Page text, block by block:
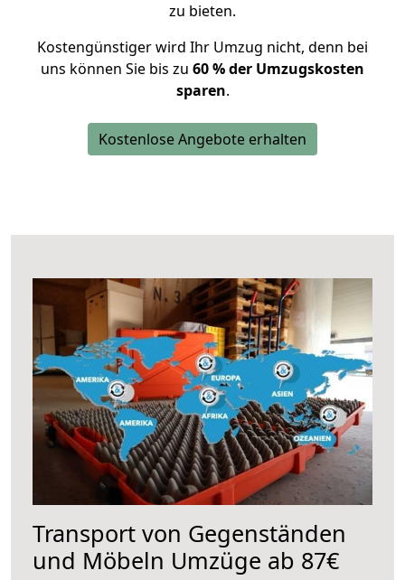
zu bieten.
Kostengünstiger wird Ihr Umzug nicht, denn bei
uns können Sie bis zu 60 % der Umzugskosten
sparen.
Kostenlose Angebote erhalten
Transport von Gegenständen
und Möbeln Umzüge ab 87€